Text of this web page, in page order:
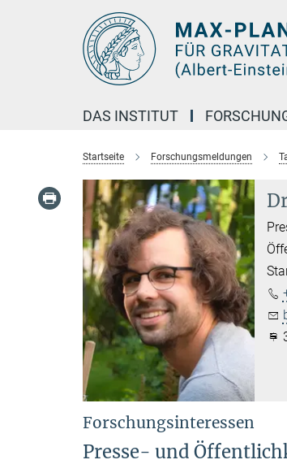
DAS INSTITUT
Startseite Forschungsmeldungen
Forschungsinteressen
Presse- und